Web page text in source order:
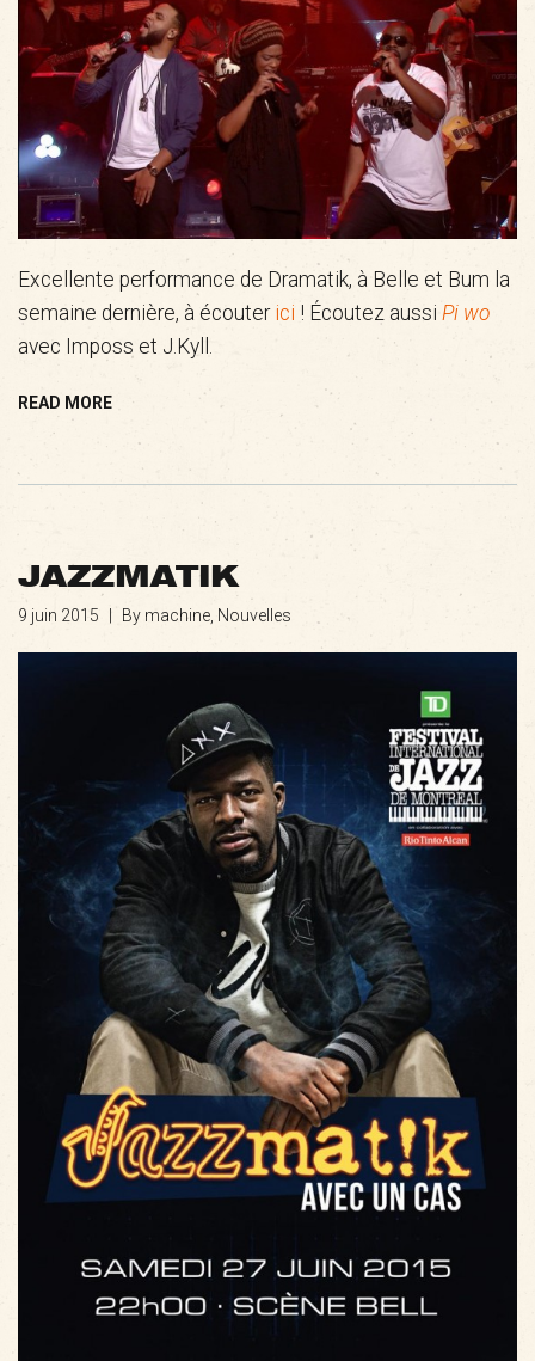
Excellente performance de Dramatik, à Belle et Bum la
semaine dernière, à écouter ici ! Écoutez aussi Pi wo
avec Imposs et J.Kyll.
READ MORE
JAZZMATIK
9 juin 2015 By machine, Nouvelles